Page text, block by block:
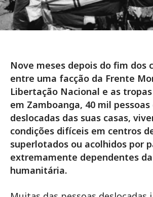
Nove meses depois do fim dos
entre uma facção da Frente
Libertação Nacional e as
em Zamboanga, 40 mil
deslocadas das suas casas,
condições difíceis em centros
superlotados ou acolhidos por
extremamente dependentes
humanitária.